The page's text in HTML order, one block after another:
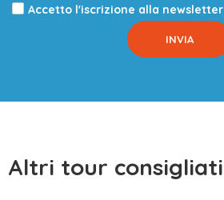
Accetto l'iscrizione alla newsletter
Altri tour consigliati